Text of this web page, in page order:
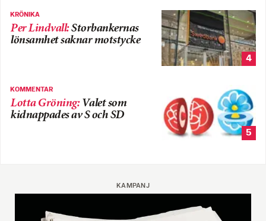
KRÖNIKA
Per Lindvall:Storbankernas
lönsamhet saknar motstycke
4
KOMMENTAR
Lotta Gröning: Valet som
kidnappades av S och SD
5
KAMPANJ